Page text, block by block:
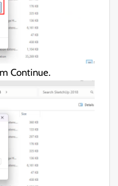
Continue.